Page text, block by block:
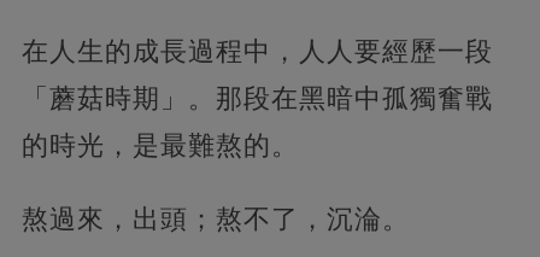
在人生的成長過程中，人人要經歷一段
「蘑菇時期」。那段在黑暗中孤獨奮戰
的時光，是最難熬的。
熬過來，出頭；熬不了，沉淪。